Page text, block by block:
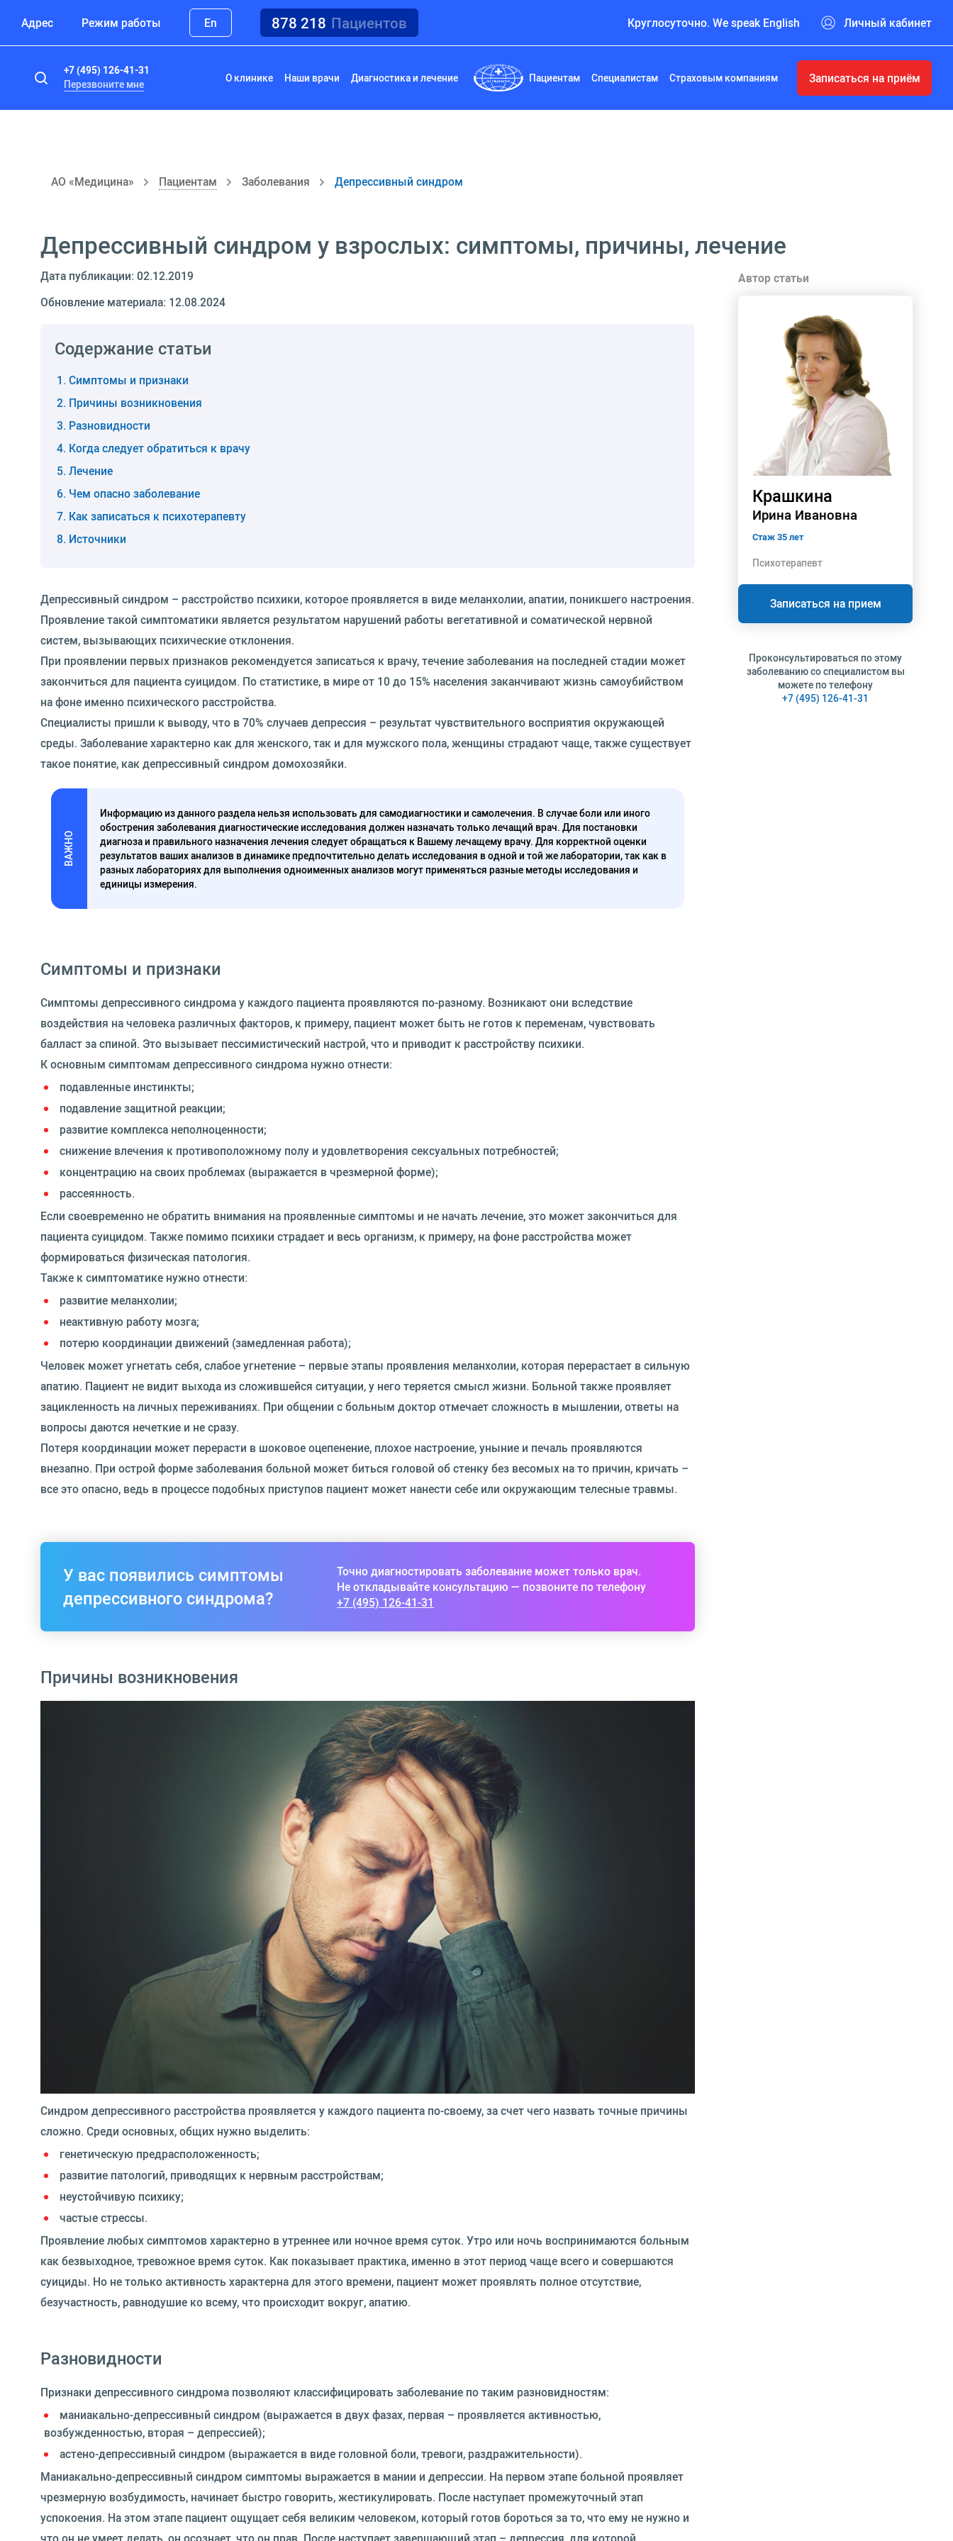
Адрес Режим работы En 878 218 Пациентов Круглосуточно. We speak English Личный кабинет
+7 (495) 126-41-31
Перезвоните мне
О клинике Наши врачи Диагностика и лечение Пациентам Специалистам Страховым компаниям Записаться на приём
АО «Медицина» Пациентам Заболевания Депрессивный синдром
Депрессивный синдром у взрослых: симптомы, причины, лечение
Дата публикации: 02.12.2019
Обновление материала: 12.08.2024
Содержание статьи
Симптомы и признаки
Причины возникновения
Разновидности
Когда следует обратиться к врачу
Лечение
Чем опасно заболевание
Как записаться к психотерапевту
Источники
Депрессивный синдром – расстройство психики, которое проявляется в виде меланхолии, апатии, поникшего настроения.
Проявление такой симптоматики является результатом нарушений работы вегетативной и соматической нервной
систем, вызывающих психические отклонения.
При проявлении первых признаков рекомендуется записаться к врачу, течение заболевания на последней стадии может
закончиться для пациента суицидом. По статистике, в мире от 10 до 15% населения заканчивают жизнь самоубийством
на фоне именно психического расстройства.
Специалисты пришли к выводу, что в 70% случаев депрессия – результат чувствительного восприятия окружающей
среды. Заболевание характерно как для женского, так и для мужского пола, женщины страдают чаще, также существует
такое понятие, как депрессивный синдром домохозяйки.
ВАЖНО
Информацию из данного раздела нельзя использовать для самодиагностики и самолечения. В случае боли или иного
обострения заболевания диагностические исследования должен назначать только лечащий врач. Для постановки
диагноза и правильного назначения лечения следует обращаться к Вашему лечащему врачу. Для корректной оценки
результатов ваших анализов в динамике предпочтительно делать исследования в одной и той же лаборатории, так как в
разных лабораториях для выполнения одноименных анализов могут применяться разные методы исследования и
единицы измерения.
Симптомы и признаки
Симптомы депрессивного синдрома у каждого пациента проявляются по-разному. Возникают они вследствие
воздействия на человека различных факторов, к примеру, пациент может быть не готов к переменам, чувствовать
балласт за спиной. Это вызывает пессимистический настрой, что и приводит к расстройству психики.
К основным симптомам депрессивного синдрома нужно отнести:
подавленные инстинкты;
подавление защитной реакции;
развитие комплекса неполноценности;
снижение влечения к противоположному полу и удовлетворения сексуальных потребностей;
концентрацию на своих проблемах (выражается в чрезмерной форме);
рассеянность.
Если своевременно не обратить внимания на проявленные симптомы и не начать лечение, это может закончиться для
пациента суицидом. Также помимо психики страдает и весь организм, к примеру, на фоне расстройства может
формироваться физическая патология.
Также к симптоматике нужно отнести:
развитие меланхолии;
неактивную работу мозга;
потерю координации движений (замедленная работа);
Человек может угнетать себя, слабое угнетение – первые этапы проявления меланхолии, которая перерастает в сильную
апатию. Пациент не видит выхода из сложившейся ситуации, у него теряется смысл жизни. Больной также проявляет
зацикленность на личных переживаниях. При общении с больным доктор отмечает сложность в мышлении, ответы на
вопросы даются нечеткие и не сразу.
Потеря координации может перерасти в шоковое оцепенение, плохое настроение, уныние и печаль проявляются
внезапно. При острой форме заболевания больной может биться головой об стенку без весомых на то причин, кричать –
все это опасно, ведь в процессе подобных приступов пациент может нанести себе или окружающим телесные травмы.
У вас появились симптомы
депрессивного синдрома?
Точно диагностировать заболевание может только врач.
Не откладывайте консультацию — позвоните по телефону
+7 (495) 126-41-31
Причины возникновения
Синдром депрессивного расстройства проявляется у каждого пациента по-своему, за счет чего назвать точные причины
сложно. Среди основных, общих нужно выделить:
генетическую предрасположенность;
развитие патологий, приводящих к нервным расстройствам;
неустойчивую психику;
частые стрессы.
Проявление любых симптомов характерно в утреннее или ночное время суток. Утро или ночь воспринимаются больным
как безвыходное, тревожное время суток. Как показывает практика, именно в этот период чаще всего и совершаются
суициды. Но не только активность характерна для этого времени, пациент может проявлять полное отсутствие,
безучастность, равнодушие ко всему, что происходит вокруг, апатию.
Разновидности
Признаки депрессивного синдрома позволяют классифицировать заболевание по таким разновидностям:
маниакально-депрессивный синдром (выражается в двух фазах, первая – проявляется активностью,
возбужденностью, вторая – депрессией);
астено-депрессивный синдром (выражается в виде головной боли, тревоги, раздражительности).
Маниакально-депрессивный синдром симптомы выражается в мании и депрессии. На первом этапе больной проявляет
чрезмерную возбудимость, начинает быстро говорить, жестикулировать. После наступает промежуточный этап
успокоения. На этом этапе пациент ощущает себя великим человеком, который готов бороться за то, что ему не нужно и
что он не умеет делать, он осознает, что он прав. После наступает завершающий этап – депрессия, для которой
Автор статьи
Крашкина
Ирина Ивановна
Стаж 35 лет
Психотерапевт
Записаться на прием
Проконсультироваться по этому
заболеванию со специалистом вы
можете по телефону
+7 (495) 126-41-31